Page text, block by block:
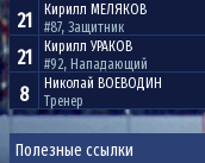
21 Кирилл МЕЛЯКОВ
#87, Защитник
21 Кирилл УРАКОВ
#92, Нападающий
8 Николай ВОЕВОДИН
Тренер
Полезные ссылки